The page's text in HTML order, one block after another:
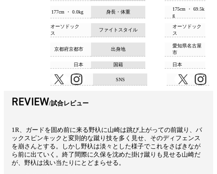
身長・体重
177cm ・ 0.0kg
175cm ・ 69.5k
g
ファイトスタイル
オーソドック
ス
オーソドック
ス
出身地
京都府京都市
愛知県名古屋
市
国籍
日本 日本
SNS
REVIEW 試合レビュー
1R、ガードを固め前に来る野杁に山崎は跳び上がっての前蹴り、バ
ックスピンキックと変則的な蹴り技を多く見せ、そのディフェンス
を崩さんとする。しかし野杁は淡々とした様子でこれをさばきなが
ら前に出ていく。終了間際に久保を沈めた掛け蹴りも見せる山崎だ
が、野杁は浅い当たりにとどまらせる。